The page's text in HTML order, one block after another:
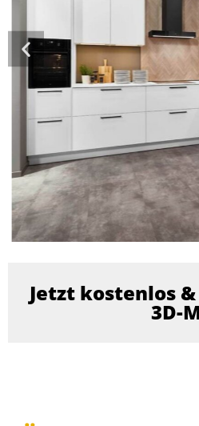
Jetzt kostenlos
3D-